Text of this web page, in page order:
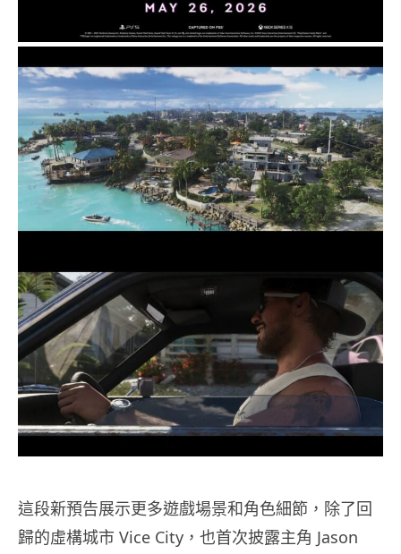
這段新預告展示更多遊戲場景和角色細節，除了回
歸的虛構城市 Vice City，也首次披露主角 Jason